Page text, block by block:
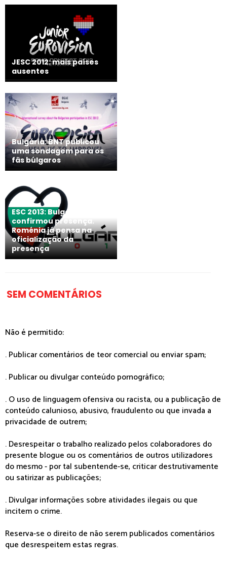
JESC 2012: mais países
ausentes
Bulgária: BNT publicou
uma sondagem para os
fãs búlgaros
ESC 2013: Bulgária
confirmou presença.
Roménia já pensa na
oficialização da
presença
SEM COMENTÁRIOS
Não é permitido:
. Publicar comentários de teor comercial ou enviar spam;
. Publicar ou divulgar conteúdo pornográfico;
. O uso de linguagem ofensiva ou racista, ou a publicação de
conteúdo calunioso, abusivo, fraudulento ou que invada a
privacidade de outrem;
. Desrespeitar o trabalho realizado pelos colaboradores do
presente blogue ou os comentários de outros utilizadores
do mesmo - por tal subentende-se, criticar destrutivamente
ou satirizar as publicações;
. Divulgar informações sobre atividades ilegais ou que
incitem o crime.
Reserva-se o direito de não serem publicados comentários
que desrespeitem estas regras.